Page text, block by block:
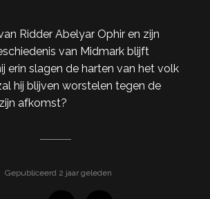
Ridder Abelyar Ophir en zijn
van Midmark blijft
erin slagen de harten van het volk
hij blijven worstelen tegen de
afkomst?
Gepubliceerd 2 jaar geleden